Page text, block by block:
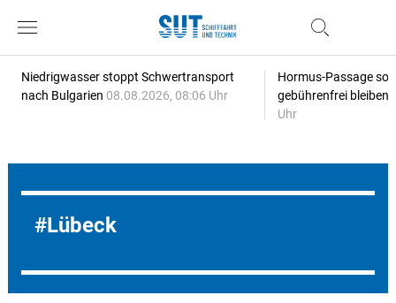
Niedrigwasser stoppt Schwertransport
nach Bulgarien 08.08.2026, 08:06 Uhr
Hormus-Passage
gebührenfrei bleiben
Uhr
Lübeck